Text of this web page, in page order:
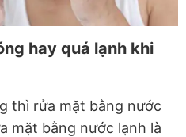
hay quá lạnh khi
thì rửa mặt bằng nước
mặt bằng nước lạnh là